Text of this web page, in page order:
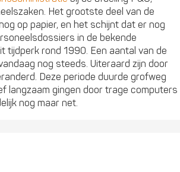
Het grootste deel van de
op papier, en het schijnt dat er nog
in de bekende
tijdperk rond 1990. Een aantal van de
nog steeds. Uiteraard zijn door
Deze periode duurde grofweg
langzaam gingen door trage computers
nog maar net.